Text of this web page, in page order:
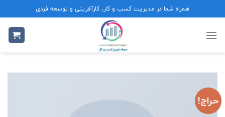
to
content
همراه شما در مدیریت کسب و کار، کارآفرینی و توسعه فردی
حراج!